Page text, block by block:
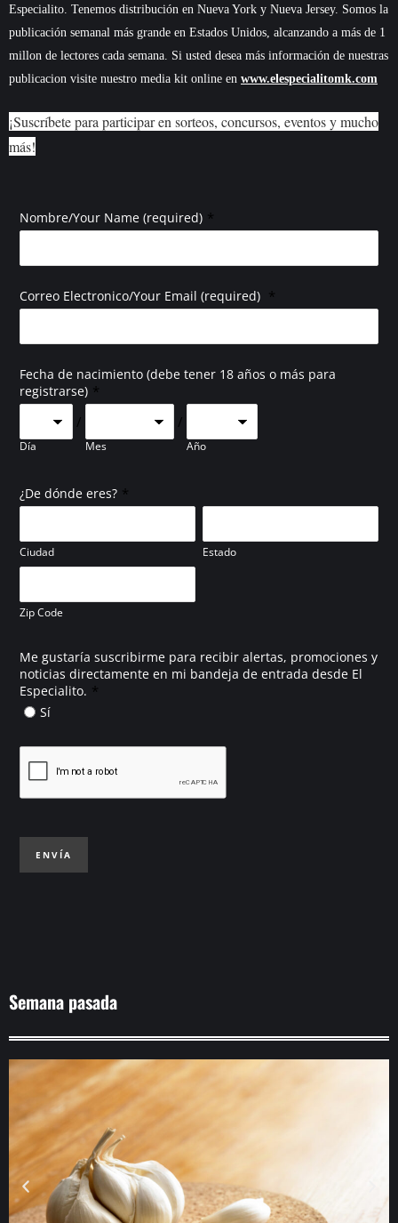
Especialito. Tenemos distribución en Nueva York y Nueva Jersey. Somos la
publicación semanal más grande en Estados Unidos, alcanzando a más de 1
millon de lectores cada semana. Si usted desea más información de nuestras
publicacion visite nuestro media kit online en www.elespecialitomk.com
¡Suscríbete para participar en sorteos, concursos, eventos y mucho
más!
Nombre/Your Name (required) *
Correo Electronico/Your Email (required) *
Fecha de nacimiento (debe tener 18 años o más para
registrarse) *
Día
/
Mes
/
Año
¿De dónde eres? *
Ciudad Estado
Zip Code
Me gustaría suscribirme para recibir alertas, promociones y
noticias directamente en mi bandeja de entrada desde El
Especialito. *
Sí
ENVÍA
Semana pasada